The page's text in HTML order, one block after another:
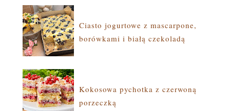
Ciasto jogurtowe z mascarpone,
borówkami i białą czekoladą
Kokosowa pychotka z czerwoną
porzeczką